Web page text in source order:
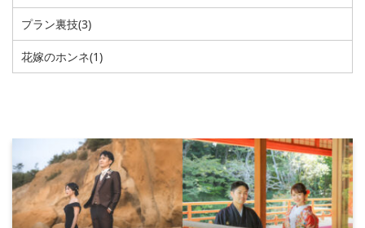
プラン裏技(3)
花嫁のホンネ(1)